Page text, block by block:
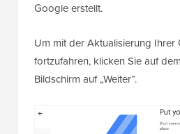
Google erstellt.
Um mit der Aktualisierung Ihrer
fortzufahren, klicken Sie auf
Bildschirm auf „Weiter“.